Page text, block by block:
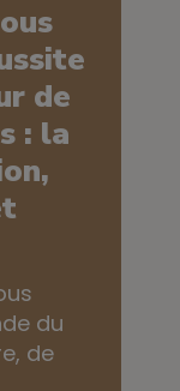
de
: la
du
de